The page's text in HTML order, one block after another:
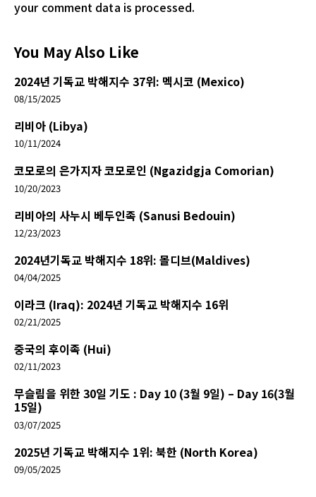
your comment data is processed.
You May Also Like
2024년 기독교 박해지수 37위: 멕시코 (Mexico)
08/15/2025
리비아 (Libya)
10/11/2024
코모로의 은가지자 코모로인 (Ngazidgja Comorian)
10/20/2023
리비아의 사누시 베두인족 (Sanusi Bedouin)
12/23/2023
2024년기독교 박해지수 18위: 몰디브(Maldives)
04/04/2025
이라크 (Iraq): 2024년 기독교 박해지수 16위
02/21/2025
중국의 후이족 (Hui)
02/11/2023
무슬림을 위한 30일 기도 : Day 10 (3월 9일) – Day 16(3월
15일)
03/07/2025
2025년 기독교 박해지수 1위: 북한 (North Korea)
09/05/2025